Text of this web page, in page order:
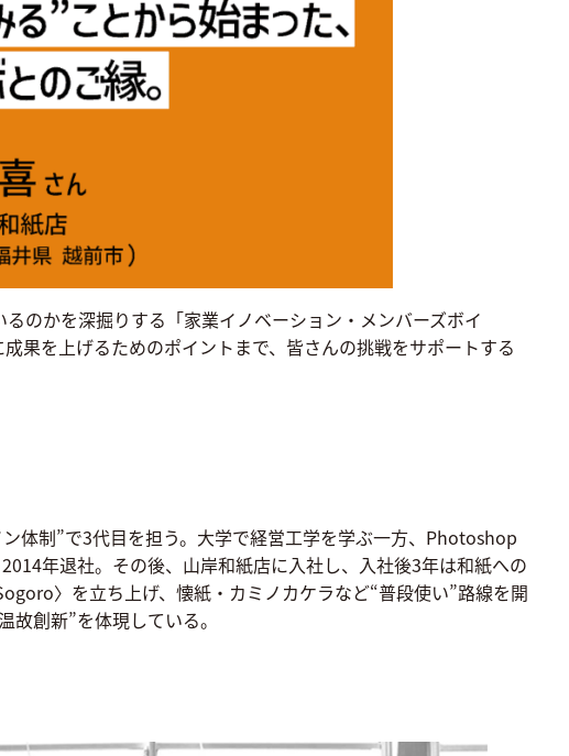
のかを深掘りする「家業イノベーション・メンバーズボイ
果を上げるためのポイントまで、皆さんの挑戦をサポートする
体制”で3代目を担う。大学で経営工学を学ぶ一方、Photoshop
年退社。その後、山岸和紙店に入社し、入社後3年は和紙への
〉を立ち上げ、懐紙・カミノカケラなど“普段使い”路線を開
創新”を体現している。